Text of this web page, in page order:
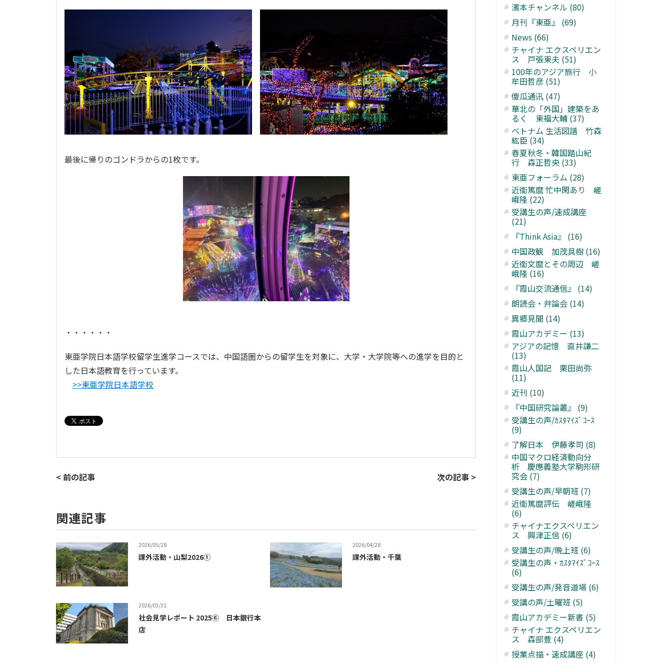
最後に帰りのゴンドラからの1枚です。
・・・・・・
東亜学院日本語学校留学生進学コースでは、中国語圏からの留学生を対象に、大学・大学院等への進学を目的と
した日本語教育を行っています。
>>東亜学院日本語学校
< 前の記事 次の記事 >
関連記事
2026/05/28
課外活動・山梨2026①
2026/04/28
課外活動・千葉
2026/03/31
社会見学レポート 2025⑥ 日本銀行本
店
濱本チャンネル (80)
月刊『東亜』 (69)
News (66)
チャイナ エクスペリエン
ス 戸張東夫 (51)
100年のアジア旅行 小
牟田哲彦 (51)
傻瓜通讯 (47)
華北の「外国」建築をあ
るく 東福大輔 (37)
ベトナム 生活図譜 竹森
紘臣 (34)
春夏秋冬・韓国踏山紀
行 森正哲央 (33)
東亜フォーラム (28)
近衞篤麿 忙中閑あり 嵯
峨隆 (22)
受講生の声/速成講座
(21)
『Think Asia』 (16)
中国政観 加茂具樹 (16)
近衞文麿とその周辺 嵯
峨隆 (16)
『霞山交流通信』 (14)
朗読会・弁論会 (14)
異郷見聞 (14)
霞山アカデミー (13)
アジアの記憶 直井謙二
(13)
霞山人国記 栗田尚弥
(11)
近刊 (10)
『中国研究論叢』 (9)
受講生の声/ｶｽﾀﾏｲｽﾞｺｰｽ
(9)
了解日本 伊藤孝司 (8)
中国マクロ経済動向分
析 慶應義塾大学駒形研
究会 (7)
受講生の声/早朝班 (7)
近衞篤麿評伝 嵯峨隆
(6)
チャイナエクスペリエン
ス 興津正信 (6)
受講生の声/晩上班 (6)
受講生の声・ｶｽﾀﾏｲｽﾞｺｰｽ
(6)
受講生の声/発音道場 (6)
受講の声/土曜班 (5)
霞山アカデミー新書 (5)
チャイナ エクスペリエン
ス 森部豊 (4)
授業点描・速成講座 (4)